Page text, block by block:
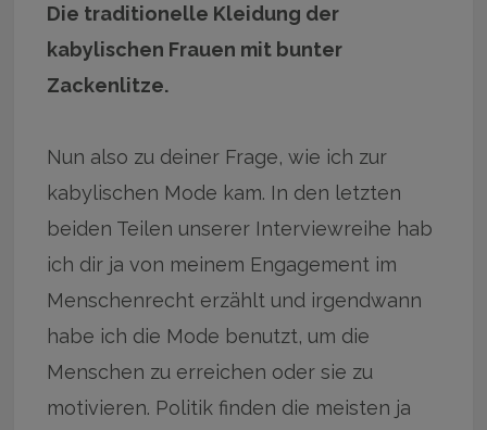
Die traditionelle Kleidung der
kabylischen Frauen mit bunter
Zackenlitze.
Nun also zu deiner Frage, wie ich zur
kabylischen Mode kam. In den letzten
beiden Teilen unserer Interviewreihe hab
ich dir ja von meinem Engagement im
Menschenrecht erzählt und irgendwann
habe ich die Mode benutzt, um die
Menschen zu erreichen oder sie zu
motivieren. Politik finden die meisten ja